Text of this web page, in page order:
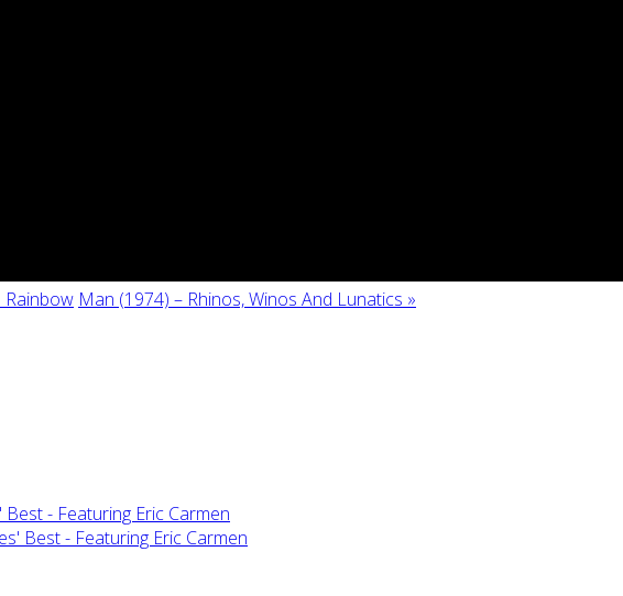
Rainbow Man (1974) – Rhinos, Winos And Lunatics »
- Featuring Eric Carmen